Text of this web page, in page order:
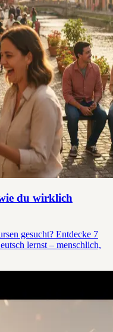
du wirklich
gesucht? Entdecke 7
lernst – menschlich,